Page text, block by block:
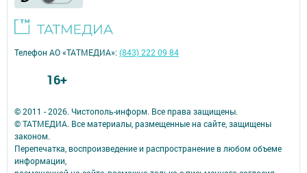
© 2011 - 2026. Чистополь-информ. Все права защищены.
© ТАТМЕДИА. Все материалы, размещенные на сайте, защищены
законом.
Перепечатка, воспроизведение и распространение в любом объеме
информации,
Телефон АО «ТАТМЕДИА»:(843) 222 09 84
16+